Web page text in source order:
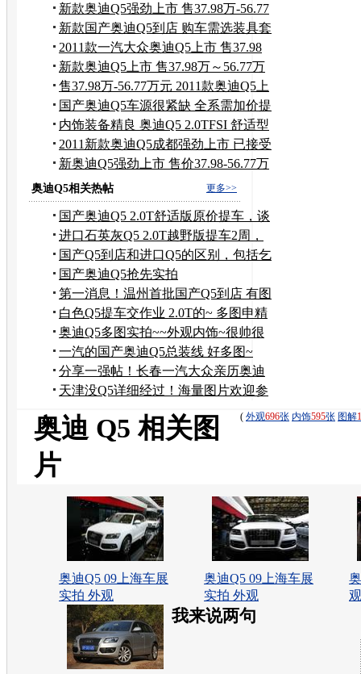
现车
新款奥迪Q5强劲上市 售37.98万-56.77
万
新款国产奥迪Q5到店 购车需选装具套
餐
2011款一汽大众奥迪Q5上市 售37.98
万起
新款奥迪Q5上市 售37.98万～56.77万
元
售37.98万-56.77万元 2011款奥迪Q5上
市
国产奥迪Q5车源很紧缺 全系需加价提
车
内饰装备精良 奥迪Q5 2.0TFSI 舒适型
2011新款奥迪Q5成都强劲上市 已接受
预定
新奥迪Q5强劲上市 售价37.98-56.77万
元
更多>>
奥迪Q5相关热帖
国产奥迪Q5 2.0T舒适版原价提车，谈
谈感受
进口石英灰Q5 2.0T越野版提车2周，
国产Q5到店和进口Q5的区别，包括乞
丐版，豪华版
国产奥迪Q5抢先实拍
第一消息！温州首批国产Q5到店 有图
有真像~
白色Q5提车交作业 2.0T的~ 多图申精
~
奥迪Q5多图实拍~~外观内饰~很帅很
好的车~
一汽的国产奥迪Q5总装线 好多图~
分享一强帖！长春一汽大众亲历奥迪
Q5下线 多图
天津没Q5详细经过！海量图片欢迎参
( 外观696张 内饰595张 图解
奥迪 Q5 相关图
片
奥迪Q5 09上海车展
实拍 外观
奥迪Q5 09上海车展
实拍 外观
观
我来说两句